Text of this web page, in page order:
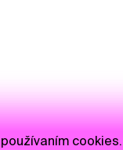
cookies.